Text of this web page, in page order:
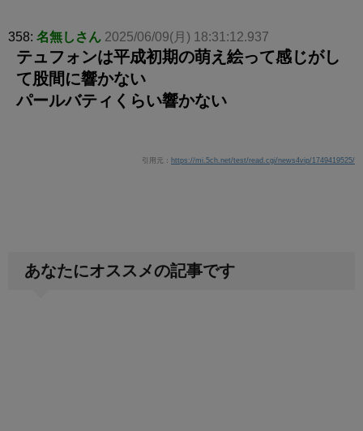
358: 名無しさん 2025/06/09(月) 18:31:12.937
テュフォンは平成初期の萌え絵って感じがし
て股間に響かない
パールバティくらい響かない
引用元： https://mi.5ch.net/test/read.cgi/news4vip/1749419525/
あなたにオススメの記事です